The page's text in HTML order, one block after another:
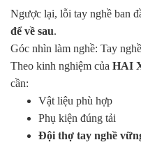
Ngược lại, lỗi tay nghề ban
để về sau.
Góc nhìn làm nghề: Tay
Theo kinh nghiệm của HAI
cần:
Vật liệu phù hợp
Phụ kiện đúng tải
Đội thợ tay nghề